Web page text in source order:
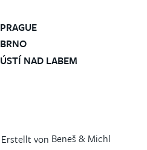
PRAGUE
BRNO
ÚSTÍ NAD LABEM
Erstellt von Beneš & Michl